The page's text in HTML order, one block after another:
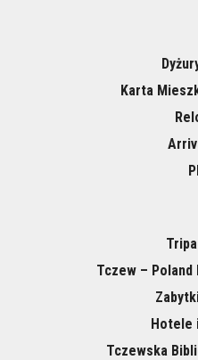
Karta
Tczew – Poland
Hotele
Tczewska